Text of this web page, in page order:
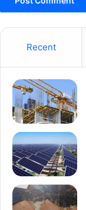
Recent